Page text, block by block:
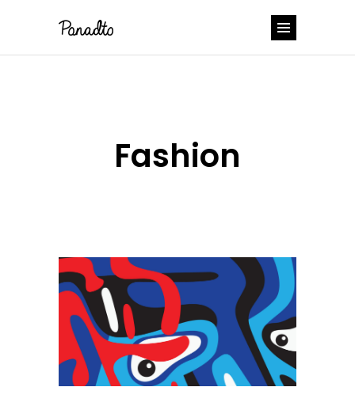
Fashion